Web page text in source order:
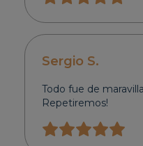
Sergio S.
Todo fue de
Repetiremos!